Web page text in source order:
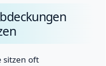
sitzen oft